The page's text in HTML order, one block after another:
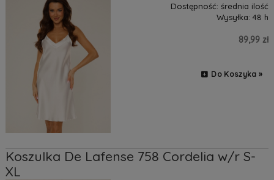
Dostępność: średnia ilość
Wysyłka: 48 h
89,99 zł
Do Koszyka »
Koszulka De Lafense 758 Cordelia w/r S-
XL